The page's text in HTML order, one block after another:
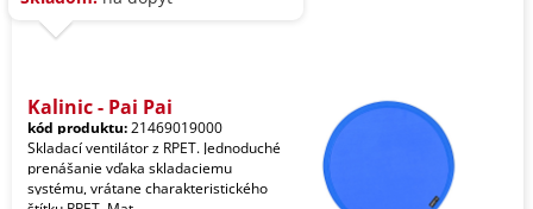
Kalinic - Pai Pai
kód produktu:21469019000
Skladací ventilátor z RPET. Jednoduché
prenášanie vďaka skladaciemu
systému, vrátane charakteristického